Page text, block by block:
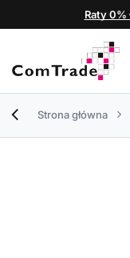
Raty 0%
Strona główna